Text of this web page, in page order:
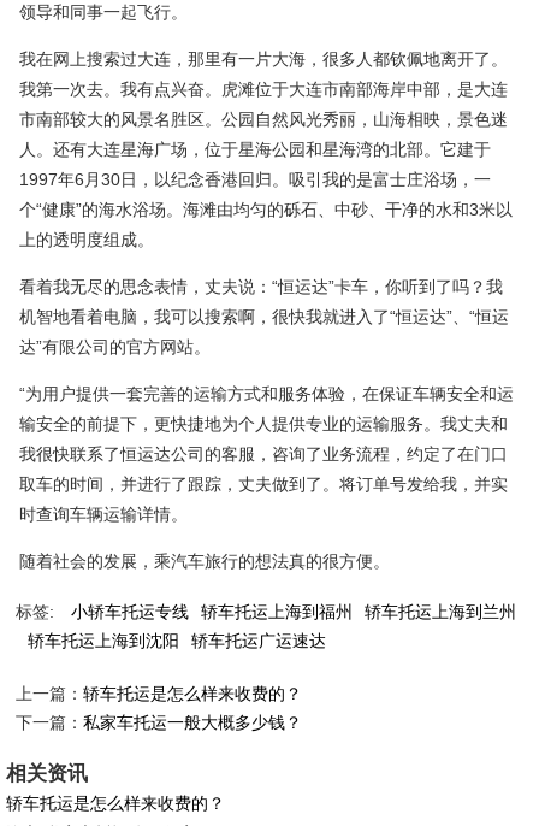
领导和同事一起飞行。
我在网上搜索过大连，那里有一片大海，很多人都钦佩地离开了。
我第一次去。我有点兴奋。虎滩位于大连市南部海岸中部，是大连
市南部较大的风景名胜区。公园自然风光秀丽，山海相映，景色迷
人。还有大连星海广场，位于星海公园和星海湾的北部。它建于
1997年6月30日，以纪念香港回归。吸引我的是富士庄浴场，一
个“健康”的海水浴场。海滩由均匀的砾石、中砂、干净的水和3米以
上的透明度组成。
看着我无尽的思念表情，丈夫说：“恒运达”卡车，你听到了吗？我
机智地看着电脑，我可以搜索啊，很快我就进入了“恒运达”、“恒运
达”有限公司的官方网站。
“为用户提供一套完善的运输方式和服务体验，在保证车辆安全和运
输安全的前提下，更快捷地为个人提供专业的运输服务。我丈夫和
我很快联系了恒运达公司的客服，咨询了业务流程，约定了在门口
取车的时间，并进行了跟踪，丈夫做到了。将订单号发给我，并实
时查询车辆运输详情。
随着社会的发展，乘汽车旅行的想法真的很方便。
标签: 小轿车托运专线 轿车托运上海到福州
轿车托运上海到兰州
轿车托运上海到沈阳
轿车托运广运速达
上一篇：轿车托运是怎么样来收费的？
下一篇：私家车托运一般大概多少钱？
相关资讯
轿车托运是怎么样来收费的？